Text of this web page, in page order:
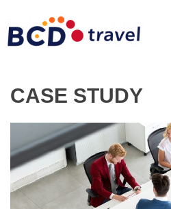
contenuto
CASE STUDY